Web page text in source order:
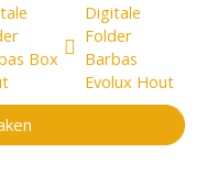
Box
Digitale
Folder
Barbas
Evolux Hout